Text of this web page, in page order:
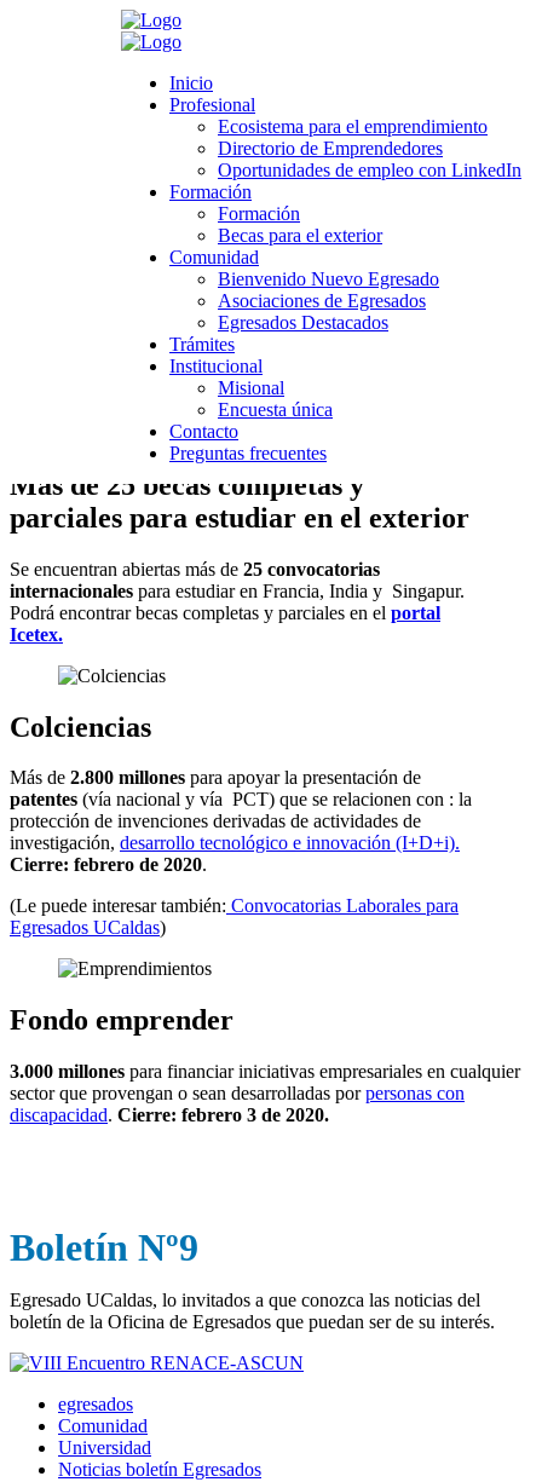
Inicio
Profesional
Ecosistema para el emprendimiento
Directorio de Emprendedores
Oportunidades de empleo con LinkedIn
Formación
Formación
Becas para el exterior
Comunidad
Bienvenido Nuevo Egresado
Asociaciones de Egresados
Egresados Destacados
Trámites
Institucional
Misional
Encuesta única
Contacto
Preguntas frecuentes
Ecosistema para el emprendimiento
Directorio de Emprendedores
Oportunidades de empleo con LinkedIn
Becas para el exterior
Bienvenido Nuevo Egresado
Asociaciones de Egresados
Egresados Destacados
Institucional
Encuesta única
Preguntas frecuentes
Universidad>Formación>Convocatorias de
formación y presentación de proyectos | Diciembre 2019
Convocatorias de formación y
presentación de proyectos | Diciembre
noviembre 26, 2019
Formación,Noticias boletín Egresados
Más de 25 becas completas y
parciales para estudiar en el exterior
Se encuentran abiertas más de 25 convocatorias
internacionales para estudiar en Francia, India y Singapur.
Podrá encontrar becas completas y parciales en el portal
Icetex.
Colciencias
Más de 2.800 millones para apoyar la presentación de
patentes (vía nacional y vía PCT) que se relacionen con : la
protección de invenciones derivadas de actividades de
investigación, desarrollo tecnológico e innovación (I+D+i).
Cierre: febrero de 2020.
(Le puede interesar también: Convocatorias Laborales para
Egresados UCaldas)
Fondo emprender
3.000 millones para financiar iniciativas​ empresariales en cualquier
sector que provengan o sean desarrolladas porpersonas con
discapacidad. Cierre: febrero 3 de 2020.
Boletín Nº9
Egresado UCaldas, lo invitados a que conozca las noticias del
boletín de la Oficina de Egresados que puedan ser de su interés.
egresados
Comunidad
Universidad
Noticias boletín Egresados